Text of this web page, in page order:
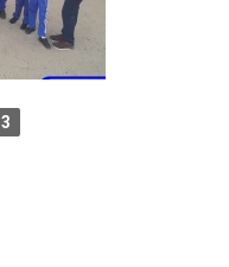
3